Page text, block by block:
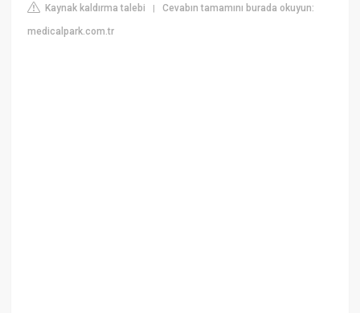
Kaynak kaldırma talebi |Cevabın tamamını burada okuyun:
medicalpark.com.tr